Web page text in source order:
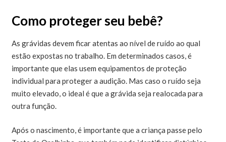
Como proteger seu bebê?
As grávidas devem ficar atentas ao nível de ruído ao qual
estão expostas no trabalho. Em determinados casos, é
importante que elas usem equipamentos de proteção
individual para proteger a audição. Mas caso o ruído seja
muito elevado, o ideal é que a grávida seja realocada para
outra função.
Após o nascimento, é importante que a criança passe pelo